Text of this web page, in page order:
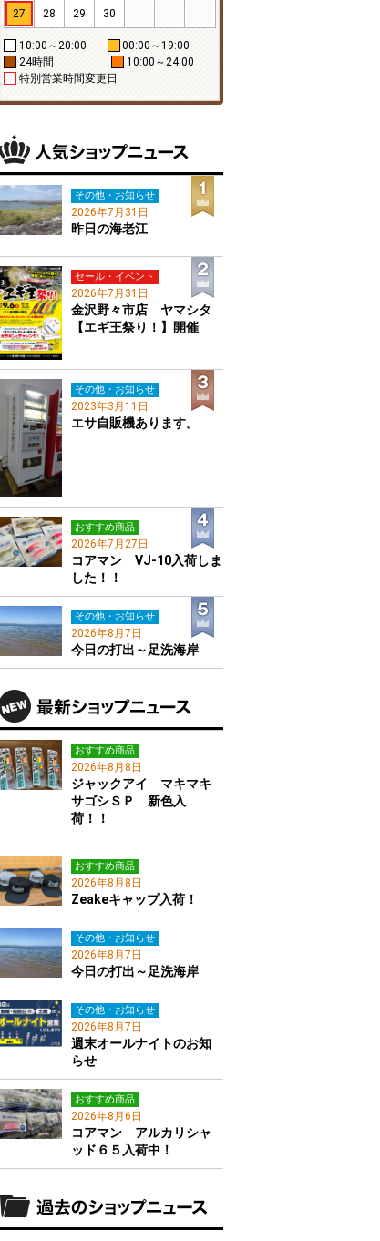
27 28 29 30
10:00～20:00
00:00～19:00
10:00～24:00
24時間
特別営業時間変更日
その他・お知らせ
2026年7月31日
昨日の海老江
セール・イベント
2026年7月31日
金沢野々市店 ヤマシタ
【エギ王祭り！】開催
その他・お知らせ
2023年3月11日
エサ自販機あります。
おすすめ商品
2026年7月27日
コアマン VJ-10入荷しま
した！！
その他・お知らせ
2026年8月7日
今日の打出～足洗海岸
おすすめ商品
2026年8月8日
ジャックアイ マキマキ
サゴシＳＰ 新色入
荷！！
おすすめ商品
2026年8月8日
Zeakeキャップ入荷！
その他・お知らせ
2026年8月7日
今日の打出～足洗海岸
その他・お知らせ
2026年8月7日
週末オールナイトのお知
らせ
おすすめ商品
2026年8月6日
コアマン アルカリシャ
ッド６５入荷中！